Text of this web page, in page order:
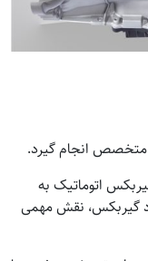
متخصص انجام گیرد.
اتوماتیک به
گیربکس، نقش مهمی